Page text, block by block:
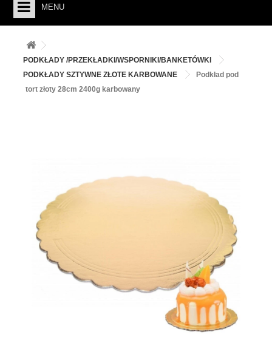
MENU
PIECZENIE
BARWNIKI I DODATKI SPOŻYWCZE
PODKŁADY /PRZEKŁADKI/WSPORNIKI/BANKETÓWKI
KOLEKCJE
BUTLA Z HELEM
PODKŁADY /PRZEKŁADKI/WSPORNIKI/BANKETÓWKI
PODKŁADY SZTYWNE ZŁOTE KARBOWANE
Podkład pod
tort złoty 28cm 2400g karbowany